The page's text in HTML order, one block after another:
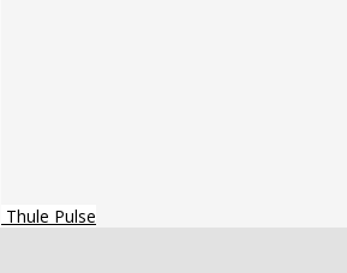
Thule Pulse